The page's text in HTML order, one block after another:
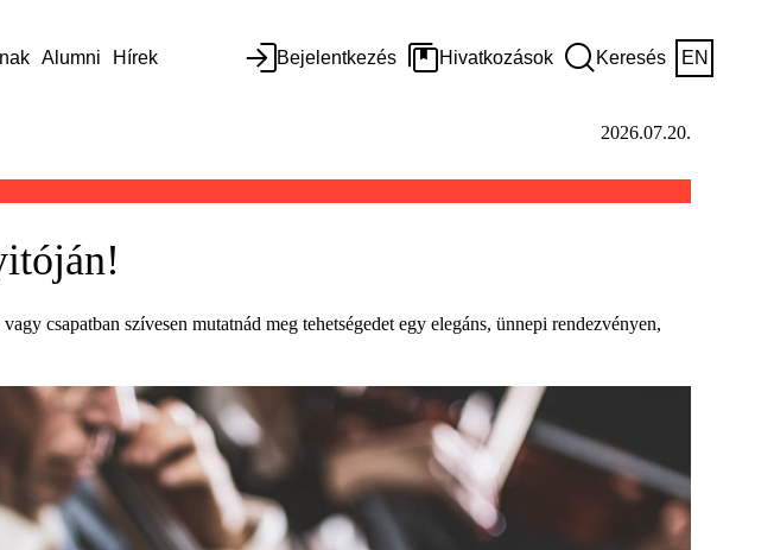
Alumni Hírek Bejelentkezés Hivatkozások Keresés EN
2026.07.20.
csapatban szívesen mutatnád meg tehetségedet egy elegáns, ünnepi rendezvényen,